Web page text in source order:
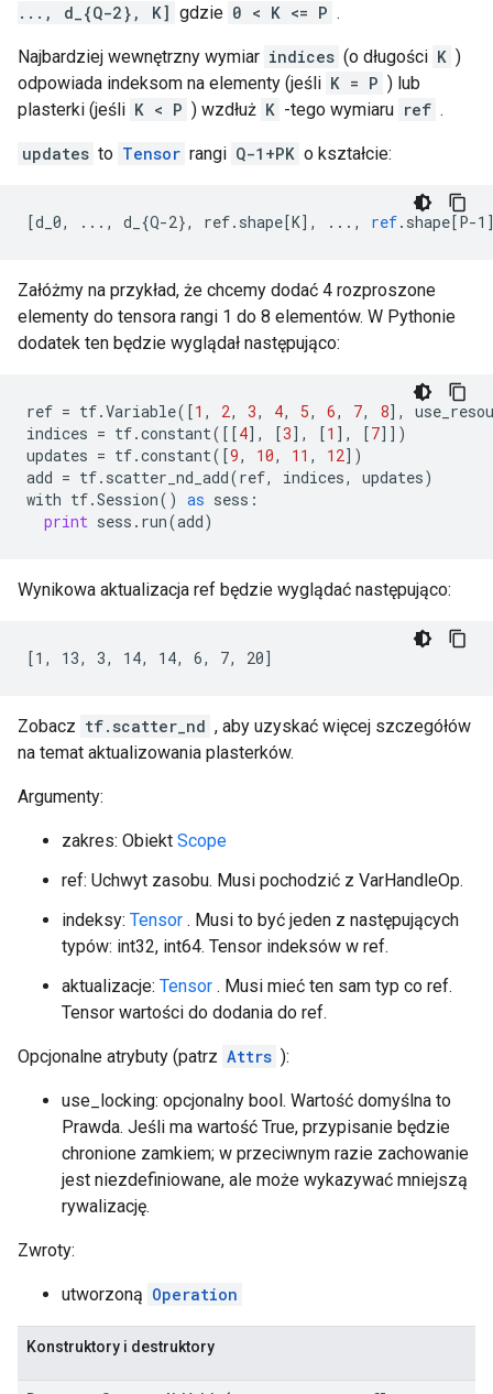
..., d_{Q-2}, K] gdzie 0 < K <= P .
Najbardziej wewnętrzny wymiar indices (o długości K )
odpowiada indeksom na elementy (jeśli K = P ) lub
plasterki (jeśli K < P ) wzdłuż K -tego wymiaru ref .
updates to Tensor rangi Q-1+PK o kształcie:
[d_0, ..., d_{Q-2}, ref.shape[K] , ..., ref. shape[P-1
Załóżmy na przykład, że chcemy dodać 4 rozproszone
elementy do tensora rangi 1 do 8 elementów. W Pythonie
dodatek ten będzie wyglądał następująco:
ref = tf.Variable([1 , 2, 3, 4, 5, 6, 7, 8],
indices = tf.constant([[4], [3], [1 ], [7]])
updates = tf.constant([9, 10, 11 , 12])
add = tf. scatter_nd_add(ref, indices, updates)
with tf.Session() as sess :
print sess . run(add)
Wynikowa aktualizacja ref będzie wyglądać następująco:
[1, 13, 3, 14, 14, 6, 7, 20]
Zobacz tf.scatter_nd , aby uzyskać więcej szczegółów
na temat aktualizowania plasterków.
Argumenty:
zakres: Obiekt Scope
ref: Uchwyt zasobu. Musi pochodzić z VarHandleOp.
indeksy: Tensor . Musi to być jeden z następujących
typów: int32, int64. Tensor indeksów w ref.
aktualizacje: Tensor . Musi mieć ten sam typ co ref.
Tensor wartości do dodania do ref.
Opcjonalne atrybuty (patrz Attrs ):
use_locking: opcjonalny bool. Wartość domyślna to
Prawda. Jeśli ma wartość True, przypisanie będzie
chronione zamkiem; w przeciwnym razie zachowanie
jest niezdefiniowane, ale może wykazywać mniejszą
rywalizację.
Zwroty:
utworzoną Operation
Konstruktory i destruktory